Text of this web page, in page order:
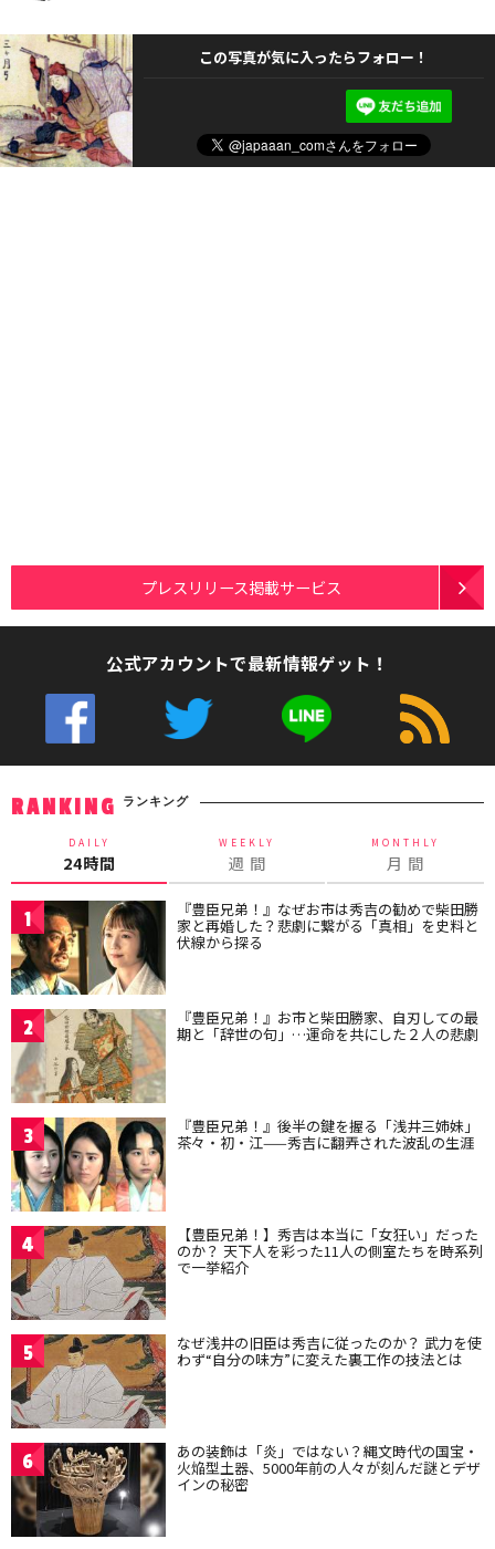
この写真が気に入ったらフォロー！
プレスリリース掲載サービス
公式アカウントで最新情報ゲット！
RANKING ランキング
DAILY
24時間
WEEKLY
週 間
MONTHLY
月 間
1 『豊臣兄弟！』なぜお市は秀吉の勧めで柴田勝
家と再婚した？悲劇に繋がる「真相」を史料と
伏線から探る
2 『豊臣兄弟！』お市と柴田勝家、自刃しての最
期と「辞世の句」…運命を共にした２人の悲劇
3 『豊臣兄弟！』後半の鍵を握る「浅井三姉妹」
茶々・初・江——秀吉に翻弄された波乱の生涯
4 【豊臣兄弟！】秀吉は本当に「女狂い」だった
のか？ 天下人を彩った11人の側室たちを時系列
で一挙紹介
5 なぜ浅井の旧臣は秀吉に従ったのか？ 武力を使
わず“自分の味方”に変えた裏工作の技法とは
6 あの装飾は「炎」ではない？縄文時代の国宝・
火焔型土器、5000年前の人々が刻んだ謎とデザ
インの秘密